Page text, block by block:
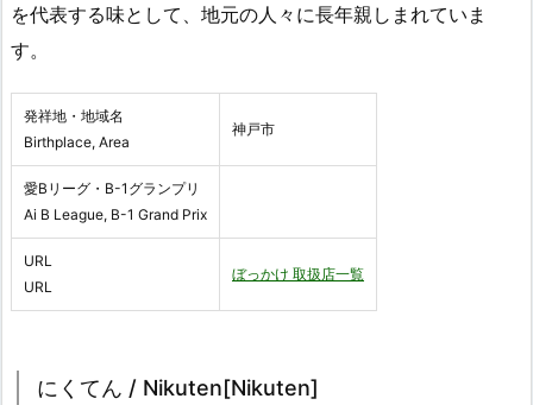
を代表する味として、地元の人々に長年親しまれていま
す。
発祥地・地域名
Birthplace, Area
神戸市
愛Bリーグ・B-1グランプリ
Ai B League, B-1 Grand Prix
URL
URL
ぼっかけ 取扱店一覧
にくてん / Nikuten[Nikuten]